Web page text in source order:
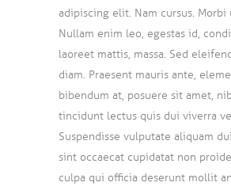
adipiscing elit. Nam cursus. Morbi
Nullam enim leo, egestas id,
laoreet mattis, massa. Sed
diam. Praesent mauris ante,
bibendum at, posuere sit amet,
tincidunt lectus quis dui viverra
Suspendisse vulputate aliquam
sint occaecat cupidatat non
culpa qui officia deserunt mollit